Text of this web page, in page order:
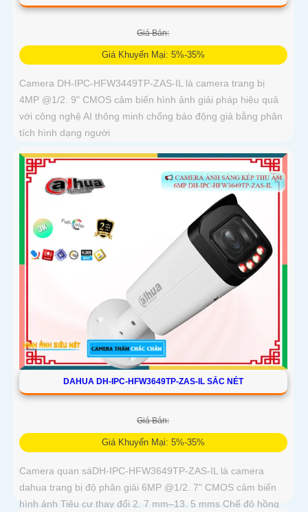
Giá Bán:
Giá Khuyến Mại: 5%-35%
Camera DH-IPC-HFW3449TP-ZAS-IL là camera trang bị
4MP @1/2. 9" CMOS cảm biến hình ảnh giải pháp hiệu quả
với công nghệ AI thông minh chống báo động giả bằng phân
tích hình dạng người
DAHUA DH-IPC-HFW3649TP-ZAS-IL SẮC NÉT
Giá Bán:
Giá Khuyến Mại: 5%-35%
Camera quan sáDH-IPC-HFW3649TP-ZAS-IL là camera
dahua trang bị độ phân giải 6MP @1/2. 7" CMOS cảm biến
hình ảnh Tiêu cự thay đổi 2. 7 mm–13. 5 mms Chế độ hồng